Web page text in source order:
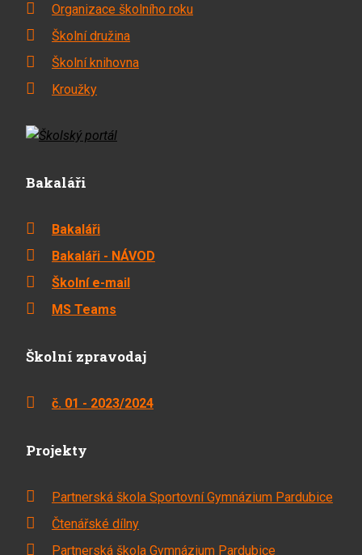
Organizace školního roku
Školní družina
Školní knihovna
Kroužky
Bakaláři
Bakaláři
Bakaláři - NÁVOD
Školní e-mail
MS Teams
Školní zpravodaj
č. 01 - 2023/2024
Projekty
Partnerská škola Sportovní Gymnázium Pardubice
Čtenářské dílny
Partnerská škola Gymnázium Pardubice